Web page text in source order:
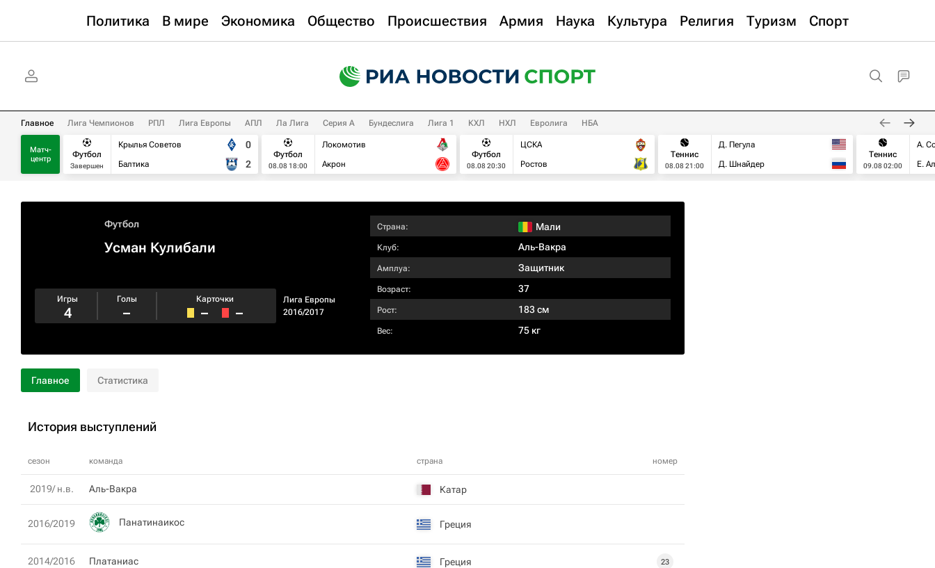
Политика В мире Экономика Общество Происшествия Армия Наука Культура Религия Туризм Спорт
Главное Лига Чемпионов РПЛ Лига Европы АПЛ Ла Лига Серия А Бундеслига Лига 1 КХЛ НХЛ Евролига НБА
Матч-
центр
Футбол
Завершен
Крылья Советов
Балтика
0
2
Футбол
08.08 18:00
Локомотив
Акрон
Футбол
08.08 20:30
ЦСКА
Ростов
Теннис
08.08 21:00
Д. Пегула
Д. Шнайдер
Теннис
09.08 02:00
А.
Е.
Футбол
Усман Кулибали
Лига Европы
2016/2017
Игры
4
Голы
–
Карточки
– –
Страна: Мали
Клуб: Аль-Вакра
Амплуа: Защитник
Возраст: 37
Рост: 183 см
Вес: 75 кг
Главное Статистика
История выступлений
сезон команда страна номер
2019/ н.в. Аль-Вакра Катар
2016/2019 Панатинаикос Греция
2014/2016 Платаниас Греция 23